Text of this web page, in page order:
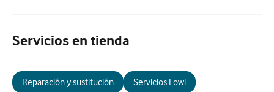
Servicios en tienda
Reparación y sustitución Servicios Lowi